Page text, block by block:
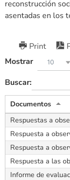
reconstrucción
asentadas en los
Print
Mostrar
10
Buscar:
Documentos
Respuestas a
Respuesta a
Respuesta a
Respuesta a las
Informe de